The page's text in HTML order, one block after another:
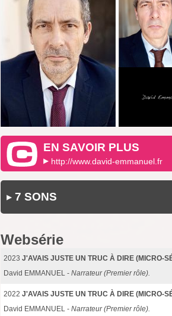
EN SAVOIR PLUS
http://www.david-emmanuel.fr
7 SONS
Websérie
2023 J'AVAIS JUSTE UN TRUC À DIRE (MICRO-
David EMMANUEL - Narrateur (Premier rôle).
2022 J'AVAIS JUSTE UN TRUC À DIRE (MICRO-
David EMMANUEL - Narrateur (Premier rôle).